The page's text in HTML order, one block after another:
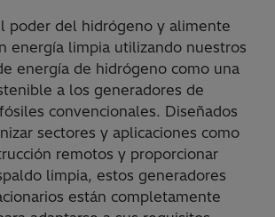
poder del hidrógeno y alimente
energía limpia utilizando nuestros
energía de hidrógeno como una
a los generadores de
convencionales. Diseñados
sectores y aplicaciones como
remotos y proporcionar
limpia, estos generadores
están completamente